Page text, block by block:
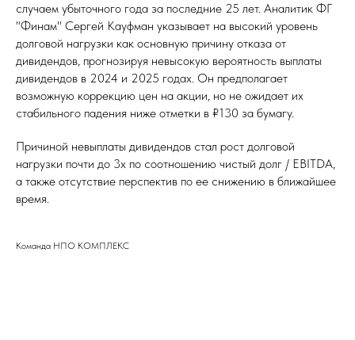
случаем убыточного года за последние 25 лет. Аналитик ФГ
"Финам" Сергей Кауфман указывает на высокий уровень
долговой нагрузки как основную причину отказа от
дивидендов, прогнозируя невысокую вероятность выплаты
дивидендов в 2024 и 2025 годах. Он предполагает
возможную коррекцию цен на акции, но не ожидает их
стабильного падения ниже отметки в ₽130 за бумагу.
Причиной невыплаты дивидендов стал рост долговой
нагрузки почти до 3х по соотношению чистый долг / EBITDA,
а также отсутствие перспектив по ее снижению в ближайшее
время.
Команда НПО КОМПЛЕКС